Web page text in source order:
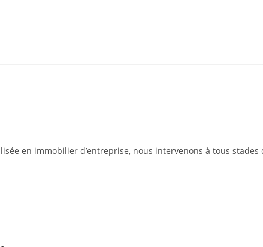
en immobilier d’entreprise, nous intervenons à tous